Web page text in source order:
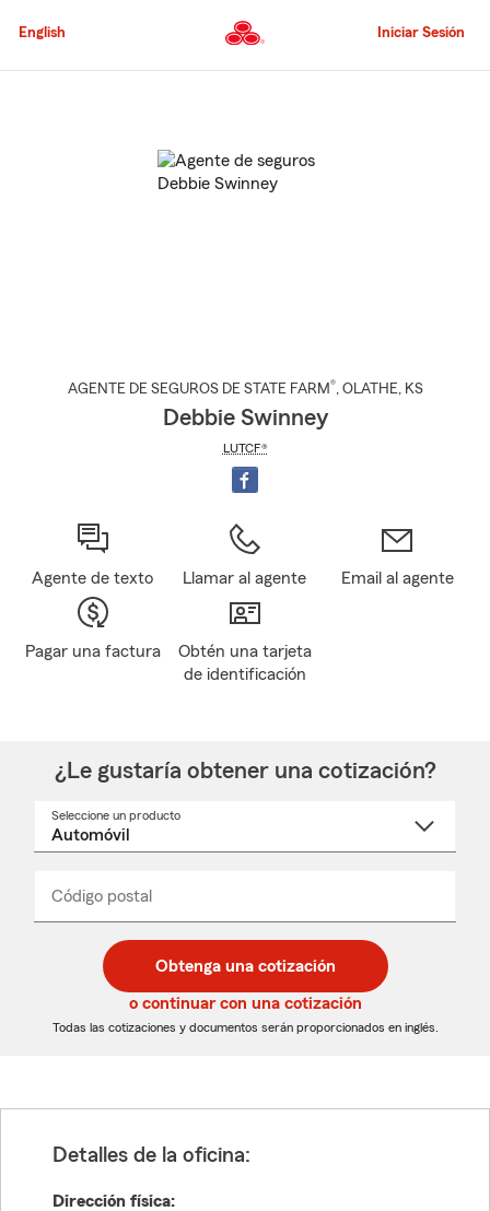
al
principal
English Iniciar Sesión
AGENTE DE SEGUROS DE STATE FARM®, OLATHE, KS
Debbie Swinney
LUTCF®
Agente de texto Llamar al agente Email al agente
Pagar una factura
Obtén una tarjeta
de identificación
¿Le gustaría obtener una cotización?
Seleccione un producto
desplegable
Código postal
de
5
dígitos
de
5
dígitos
_____
Obtenga una cotización
o continuar con una cotización
Todas las cotizaciones y documentos serán proporcionados en inglés.
Detalles de la oficina:
Dirección física: